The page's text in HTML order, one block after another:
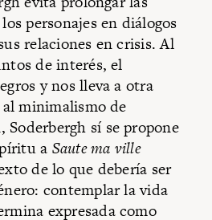
personajes en diálogos
relaciones en crisis. Al
de interés, el
y nos lleva a otra
minimalismo de
Soderbergh sí se propone
a Saute ma ville
de lo que debería ser
contemplar la vida
expresada como